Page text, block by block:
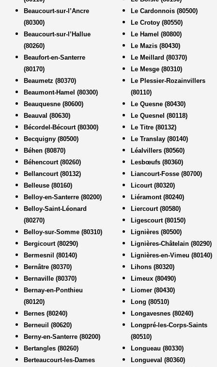
Beaucourt-sur-l’Ancre
(80300)
Beaucourt-sur-l’Hallue
(80260)
Beaufort-en-Santerre
(80170)
Beaumetz (80370)
Beaumont-Hamel (80300)
Beauquesne (80600)
Beauval (80630)
Bécordel-Bécourt (80300)
Becquigny (80500)
Béhen (80870)
Béhencourt (80260)
Bellancourt (80132)
Belleuse (80160)
Belloy-en-Santerre (80200)
Belloy-Saint-Léonard
(80270)
Belloy-sur-Somme (80310)
Bergicourt (80290)
Bermesnil (80140)
Bernâtre (80370)
Bernaville (80370)
Bernay-en-Ponthieu
(80120)
Bernes (80240)
Berneuil (80620)
Berny-en-Santerre (80200)
Bertangles (80260)
Berteaucourt-les-Dames
Le Cardonnois (80500)
Le Crotoy (80550)
Le Hamel (80800)
Le Mazis (80430)
Le Meillard (80370)
Le Mesge (80310)
Le Plessier-Rozainvillers
(80110)
Le Quesne (80430)
Le Quesnel (80118)
Le Titre (80132)
Le Translay (80140)
Léalvillers (80560)
Lesbœufs (80360)
Liancourt-Fosse (80700)
Licourt (80320)
Liéramont (80240)
Liercourt (80580)
Ligescourt (80150)
Lignières (80500)
Lignières-Châtelain (80290)
Lignières-en-Vimeu (80140)
Lihons (80320)
Limeux (80490)
Liomer (80430)
Long (80510)
Longavesnes (80240)
Longpré-les-Corps-Saints
(80510)
Longueau (80330)
Longueval (80360)